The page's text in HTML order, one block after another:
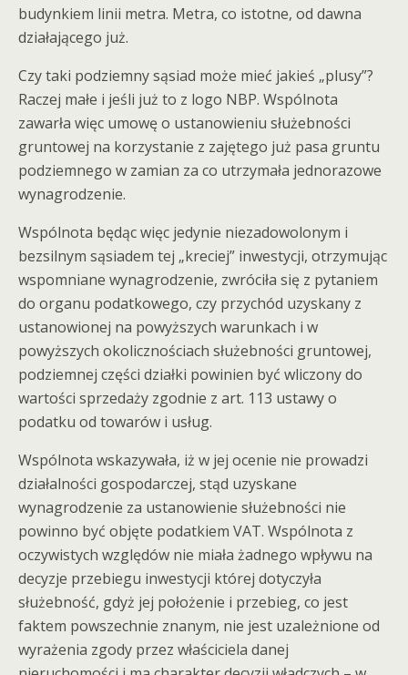
budynkiem linii metra. Metra, co istotne, od dawna
działającego już.
Czy taki podziemny sąsiad może mieć jakieś „plusy”?
Raczej małe i jeśli już to z logo NBP. Wspólnota
zawarła więc umowę o ustanowieniu służebności
gruntowej na korzystanie z zajętego już pasa gruntu
podziemnego w zamian za co utrzymała jednorazowe
wynagrodzenie.
Wspólnota będąc więc jedynie niezadowolonym i
bezsilnym sąsiadem tej „kreciej” inwestycji, otrzymując
wspomniane wynagrodzenie, zwróciła się z pytaniem
do organu podatkowego, czy przychód uzyskany z
ustanowionej na powyższych warunkach i w
powyższych okolicznościach służebności gruntowej,
podziemnej części działki powinien być wliczony do
wartości sprzedaży zgodnie z art. 113 ustawy o
podatku od towarów i usług.
Wspólnota wskazywała, iż w jej ocenie nie prowadzi
działalności gospodarczej, stąd uzyskane
wynagrodzenie za ustanowienie służebności nie
powinno być objęte podatkiem VAT. Wspólnota z
oczywistych względów nie miała żadnego wpływu na
decyzje przebiegu inwestycji której dotyczyła
służebność, gdyż jej położenie i przebieg, co jest
faktem powszechnie znanym, nie jest uzależnione od
wyrażenia zgody przez właściciela danej